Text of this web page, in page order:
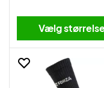
Vælg